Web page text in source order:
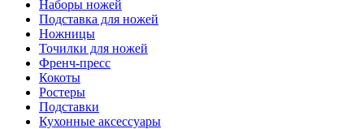
Наборы ножей
Подставка для ножей
Ножницы
Точилки для ножей
Френч-пресс
Кокоты
Ростеры
Подставки
Кухонные аксессуары